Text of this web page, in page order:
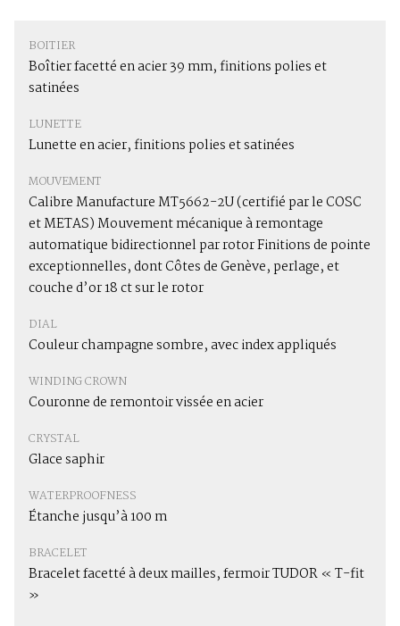
BOITIER
Boîtier facetté en acier 39 mm, finitions polies et
satinées
LUNETTE
Lunette en acier, finitions polies et satinées
MOUVEMENT
Calibre Manufacture MT5662-2U (certifié par le COSC
et METAS) Mouvement mécanique à remontage
automatique bidirectionnel par rotor Finitions de pointe
exceptionnelles, dont Côtes de Genève, perlage, et
couche d’or 18 ct sur le rotor
DIAL
Couleur champagne sombre, avec index appliqués
WINDING CROWN
Couronne de remontoir vissée en acier
CRYSTAL
Glace saphir
WATERPROOFNESS
Étanche jusqu’à 100 m
BRACELET
Bracelet facetté à deux mailles, fermoir TUDOR « T-fit
»